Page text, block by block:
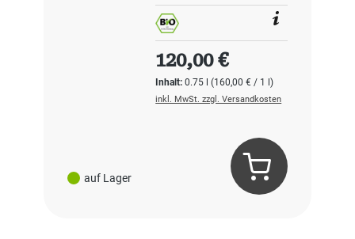
auf Lager
Inhalt:0.75 l(160,00 € / 1 l)
Regulärer Preis:
120,00 €
inkl. MwSt. zzgl. Versandkosten